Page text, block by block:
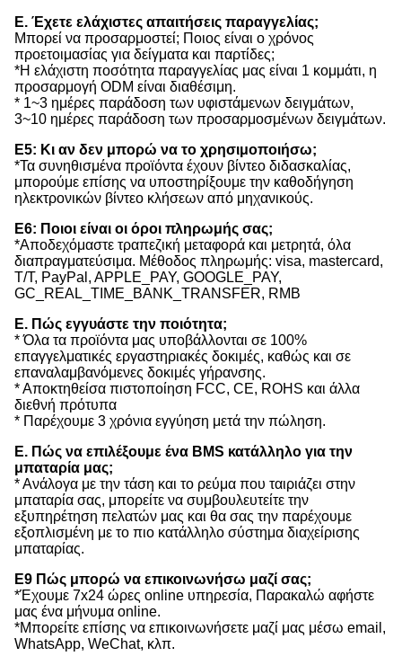
Ε. Έχετε ελάχιστες απαιτήσεις παραγγελίας;
Μπορεί να προσαρμοστεί; Ποιος είναι ο χρόνος
προετοιμασίας για δείγματα και παρτίδες;
*Η ελάχιστη ποσότητα παραγγελίας μας είναι 1 κομμάτι, η
προσαρμογή ODM είναι διαθέσιμη.
* 1~3 ημέρες παράδοση των υφιστάμενων δειγμάτων,
3~10 ημέρες παράδοση των προσαρμοσμένων δειγμάτων.
Ε5: Κι αν δεν μπορώ να το χρησιμοποιήσω;
*Τα συνηθισμένα προϊόντα έχουν βίντεο διδασκαλίας,
μπορούμε επίσης να υποστηρίξουμε την καθοδήγηση
ηλεκτρονικών βίντεο κλήσεων από μηχανικούς.
Ε6: Ποιοι είναι οι όροι πληρωμής σας;
*Αποδεχόμαστε τραπεζική μεταφορά και μετρητά, όλα
διαπραγματεύσιμα. Μέθοδος πληρωμής: visa, mastercard,
T/T, PayPal, APPLE_PAY, GOOGLE_PAY,
GC_REAL_TIME_BANK_TRANSFER, RMB
Ε. Πώς εγγυάστε την ποιότητα;
* Όλα τα προϊόντα μας υποβάλλονται σε 100%
επαγγελματικές εργαστηριακές δοκιμές, καθώς και σε
επαναλαμβανόμενες δοκιμές γήρανσης.
* Αποκτηθείσα πιστοποίηση FCC, CE, ROHS και άλλα
διεθνή πρότυπα
* Παρέχουμε 3 χρόνια εγγύηση μετά την πώληση.
Ε. Πώς να επιλέξουμε ένα BMS κατάλληλο για την
μπαταρία μας;
* Ανάλογα με την τάση και το ρεύμα που ταιριάζει στην
μπαταρία σας, μπορείτε να συμβουλευτείτε την
εξυπηρέτηση πελατών μας και θα σας την παρέχουμε
εξοπλισμένη με το πιο κατάλληλο σύστημα διαχείρισης
μπαταρίας.
Ε9 Πώς μπορώ να επικοινωνήσω μαζί σας;
*Έχουμε 7x24 ώρες online υπηρεσία, Παρακαλώ αφήστε
μας ένα μήνυμα online.
*Μπορείτε επίσης να επικοινωνήσετε μαζί μας μέσω email,
WhatsApp, WeChat, κλπ.